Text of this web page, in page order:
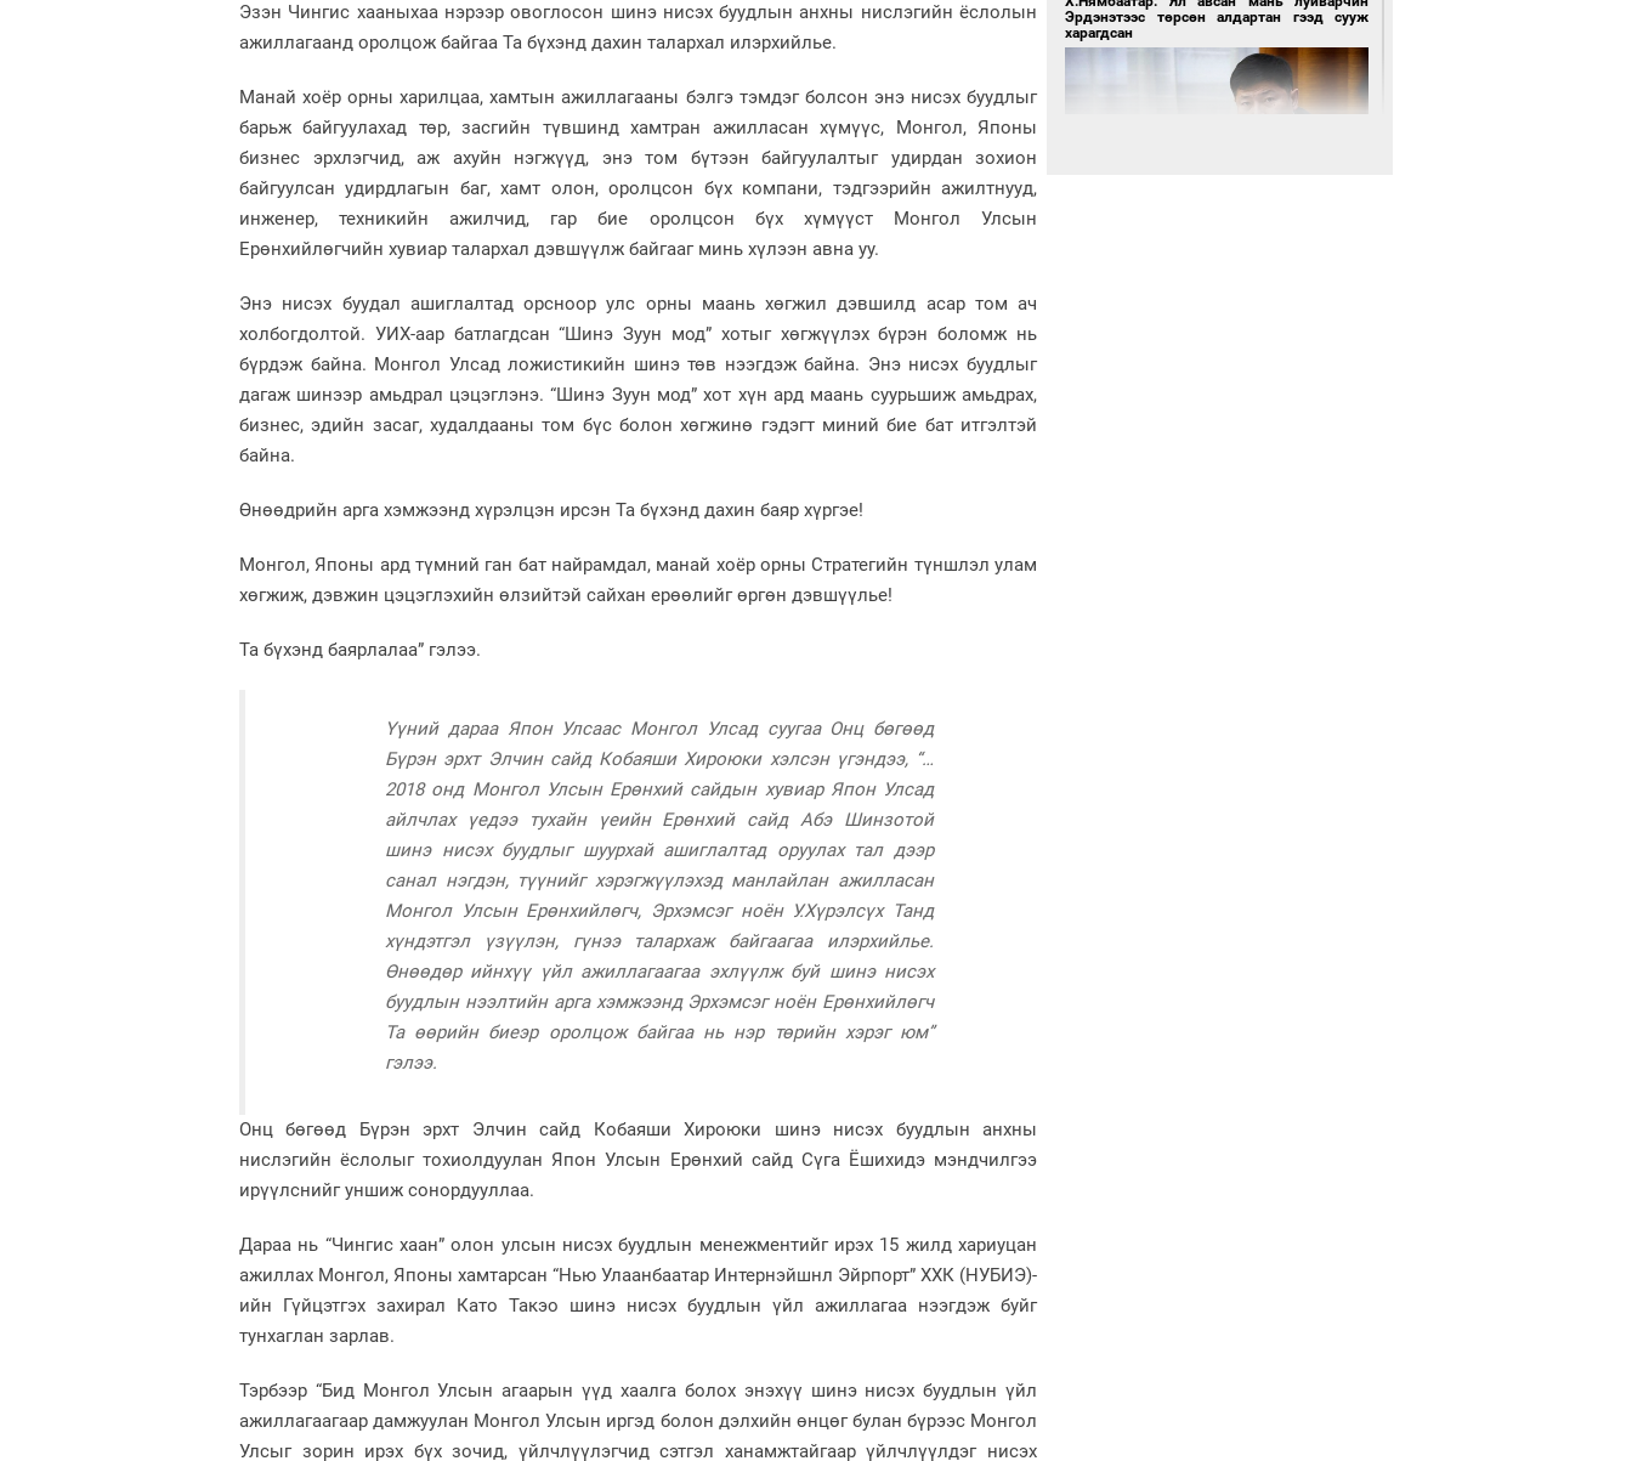
Эзэн Чингис хааныхаа нэрээр овоглосон шинэ нисэх буудлын анхны нислэгийн ёслолын
ажиллагаанд оролцож байгаа Та бүхэнд дахин талархал илэрхийлье.
Манай хоёр орны харилцаа, хамтын ажиллагааны бэлгэ тэмдэг болсон энэ нисэх буудлыг
барьж байгуулахад төр, засгийн түвшинд хамтран ажилласан хүмүүс, Монгол, Японы
бизнес эрхлэгчид, аж ахуйн нэгжүүд, энэ том бүтээн байгуулалтыг удирдан зохион
байгуулсан удирдлагын баг, хамт олон, оролцсон бүх компани, тэдгээрийн ажилтнууд,
инженер, техникийн ажилчид, гар бие оролцсон бүх хүмүүст Монгол Улсын
Ерөнхийлөгчийн хувиар талархал дэвшүүлж байгааг минь хүлээн авна уу.
Энэ нисэх буудал ашиглалтад орсноор улс орны маань хөгжил дэвшилд асар том ач
холбогдолтой. УИХ-аар батлагдсан “Шинэ Зуун мод” хотыг хөгжүүлэх бүрэн боломж нь
бүрдэж байна. Монгол Улсад ложистикийн шинэ төв нээгдэж байна. Энэ нисэх буудлыг
дагаж шинээр амьдрал цэцэглэнэ. “Шинэ Зуун мод” хот хүн ард маань суурьшиж амьдрах,
бизнес, эдийн засаг, худалдааны том бүс болон хөгжинө гэдэгт миний бие бат итгэлтэй
байна.
Өнөөдрийн арга хэмжээнд хүрэлцэн ирсэн Та бүхэнд дахин баяр хүргэе!
Монгол, Японы ард түмний ган бат найрамдал, манай хоёр орны Стратегийн түншлэл улам
хөгжиж, дэвжин цэцэглэхийн өлзийтэй сайхан ерөөлийг өргөн дэвшүүлье!
Та бүхэнд баярлалаа” гэлээ.
Үүний дараа Япон Улсаас Монгол Улсад суугаа Онц бөгөөд
Бүрэн эрхт Элчин сайд Кобаяши Хироюки хэлсэн үгэндээ, “…
2018 онд Монгол Улсын Ерөнхий сайдын хувиар Япон Улсад
айлчлах үедээ тухайн үеийн Ерөнхий сайд Абэ Шинзотой
шинэ нисэх буудлыг шуурхай ашиглалтад оруулах тал дээр
санал нэгдэн, түүнийг хэрэгжүүлэхэд манлайлан ажилласан
Монгол Улсын Ерөнхийлөгч, Эрхэмсэг ноён У.Хүрэлсүх Танд
хүндэтгэл үзүүлэн, гүнээ талархаж байгаагаа илэрхийлье.
Өнөөдөр ийнхүү үйл ажиллагаагаа эхлүүлж буй шинэ нисэх
буудлын нээлтийн арга хэмжээнд Эрхэмсэг ноён Ерөнхийлөгч
Та өөрийн биеэр оролцож байгаа нь нэр төрийн хэрэг юм”
гэлээ.
Онц бөгөөд Бүрэн эрхт Элчин сайд Кобаяши Хироюки шинэ нисэх буудлын анхны
нислэгийн ёслолыг тохиолдуулан Япон Улсын Ерөнхий сайд Сүга Ёшихидэ мэндчилгээ
ирүүлснийг уншиж сонордууллаа.
Дараа нь “Чингис хаан” олон улсын нисэх буудлын менежментийг ирэх 15 жилд хариуцан
ажиллах Монгол, Японы хамтарсан “Нью Улаанбаатар Интернэйшнл Эйрпорт” ХХК (НУБИЭ)-
ийн Гүйцэтгэх захирал Като Такэо шинэ нисэх буудлын үйл ажиллагаа нээгдэж буйг
тунхаглан зарлав.
Тэрбээр “Бид Монгол Улсын агаарын үүд хаалга болох энэхүү шинэ нисэх буудлын үйл
ажиллагаагаар дамжуулан Монгол Улсын иргэд болон дэлхийн өнцөг булан бүрээс Монгол
Улсыг зорин ирэх бүх зочид, үйлчлүүлэгчид сэтгэл ханамжтайгаар үйлчлүүлдэг нисэх
Эрдэнэтээс төрсөн алдартан гээд сууж
харагдсан